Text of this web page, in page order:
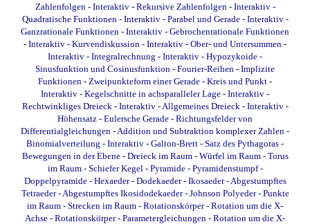
Zahlenfolgen - Interaktiv- Rekursive Zahlenfolgen - Interaktiv-
Quadratische Funktionen - Interaktiv- Parabel und Gerade - Interaktiv-
Ganzrationale Funktionen - Interaktiv - Gebrochenrationale Funktionen
- Interaktiv - Kurvendiskussion - Interaktiv - Ober- und Untersummen -
Interaktiv - Integralrechnung - Interaktiv - Hypozykoide -
Sinusfunktion und Cosinusfunktion - Fourier-Reihen - Implizite
Funktionen - Zweipunkteform einer Gerade - Kreis und Punkt -
Interaktiv - Kegelschnitte in achsparalleler Lage - Interaktiv -
Rechtwinkliges Dreieck - Interaktiv- Allgemeines Dreieck - Interaktiv-
Höhensatz - Eulersche Gerade - Richtungsfelder von
Differentialgleichungen - Addition und Subtraktion komplexer Zahlen -
Binomialverteilung - Interaktiv - Galton-Brett - Satz des Pythagoras -
Bewegungen in der Ebene- Dreieck im Raum- Würfel im Raum- Torus
im Raum- Schiefer Kegel - Pyramide- Pyramidenstumpf-
Doppelpyramide- Hexaeder- Dodekaeder- Ikosaeder- Abgestumpftes
Tetraeder- Abgestumpftes Ikosidodekaeder- Johnson Polyeder- Punkte
im Raum - Strecken im Raum - Rotationskörper - Rotation um die X-
Achse - Rotationskörper - Parametergleichungen - Rotation um die X-